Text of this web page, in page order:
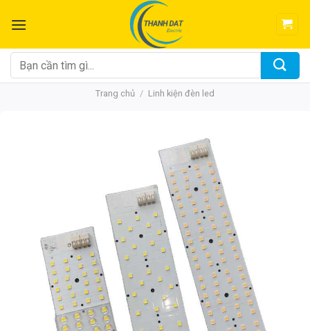
đến
dung
Tìm
kiếm:
Trang chủ / Linh kiện đèn led